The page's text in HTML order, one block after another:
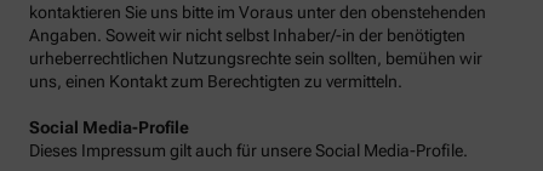
kontaktieren Sie uns bitte im Voraus unter den obenstehenden
Angaben. Soweit wir nicht selbst Inhaber/-in der benötigten
urheberrechtlichen Nutzungsrechte sein sollten, bemühen wir
uns, einen Kontakt zum Berechtigten zu vermitteln.
Social Media-Profile
Dieses Impressum gilt auch für unsere Social Media-Profile.